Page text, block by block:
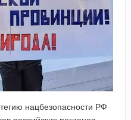
нацбезопасности РФ